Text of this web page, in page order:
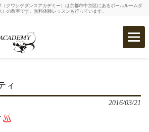
クワシゲダンスアカデミー）は京都市中京区にあるボールルームダ
）の教室です。無料体験レッスンも行っています。
ィ
2016/03/21